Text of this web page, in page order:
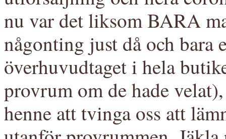
nu var det liksom BARA
någonting just då och bara
överhuvudtaget i hela
provrum om de hade
henne att tvinga oss att